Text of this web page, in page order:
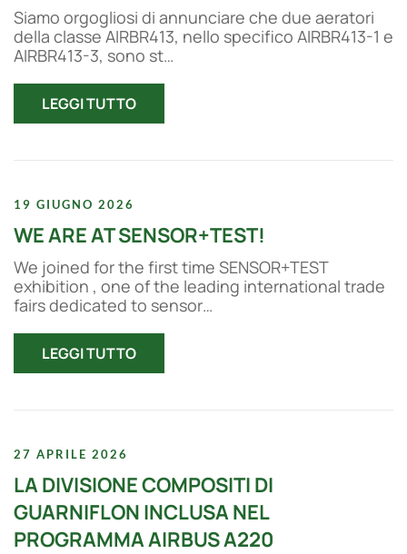
Siamo orgogliosi di annunciare che due aeratori
della classe AIRBR413, nello specifico AIRBR413-1 e
AIRBR413-3, sono st…
LEGGI TUTTO
19 GIUGNO 2026
WE ARE AT SENSOR+TEST!
We joined for the first time SENSOR+TEST
exhibition , one of the leading international trade
fairs dedicated to sensor…
LEGGI TUTTO
27 APRILE 2026
LA DIVISIONE COMPOSITI DI
GUARNIFLON INCLUSA NEL
PROGRAMMA AIRBUS A220